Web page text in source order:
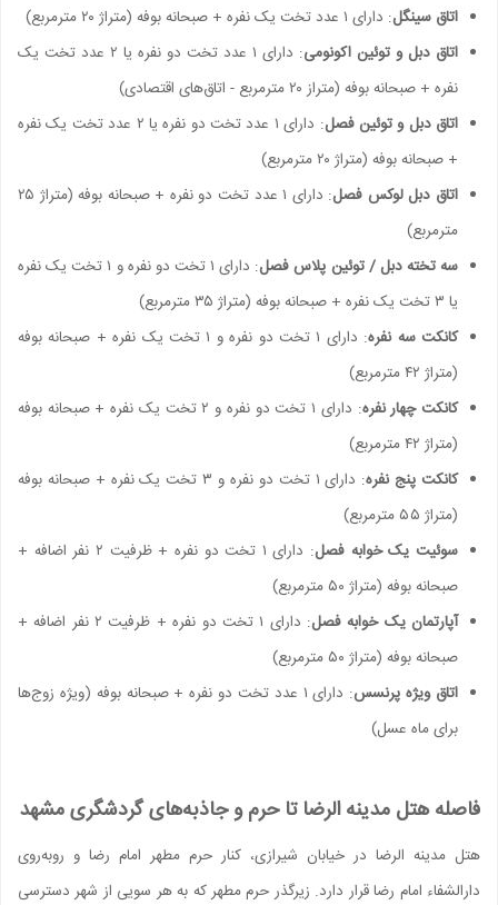
اتاق سینگل: دارای ۱ عدد تخت یک نفره + صبحانه بوفه (متراژ ۲۰ مترمربع)
اتاق دبل و توئین اکونومی
: دارای ۱ عدد تخت دو نفره یا ۲ عدد تخت یک
نفره + صبحانه بوفه (متراز ۲۰ مترمربع - اتاق‌های اقتصادی)
اتاق دبل و توئین فصل
: دارای ۱ عدد تخت دو نفره یا ۲ عدد تخت یک نفره
+ صبحانه بوفه (متراژ ۲۰ مترمربع)
اتاق دبل لوکس فصل
: دارای ۱ عدد تخت دو نفره + صبحانه بوفه (متراژ ۲۵
مترمربع)
سه تخته دبل / توئین پلاس فصل
: دارای ۱ تخت دو نفره و ۱ تخت یک نفره
یا ۳ تخت یک نفره + صبحانه بوفه (متراژ ۳۵ مترمربع)
کانکت سه نفره
: دارای ۱ تخت دو نفره و ۱ تخت یک نفره + صبحانه بوفه
(متراژ ۴۲ مترمربع)
کانکت چهار نفره
: دارای ۱ تخت دو نفره و ۲ تخت یک نفره + صبحانه بوفه
(متراژ ۴۲ مترمربع)
کانکت پنج نفره
: دارای ۱ تخت دو نفره و ۳ تخت یک نفره + صبحانه بوفه
(متراژ ۵۵ مترمربع)
سوئیت یک خوابه فصل
: دارای ۱ تخت دو نفره + ظرفیت ۲ نفر اضافه +
صبحانه بوفه (متراژ ۵۰ مترمربع)
آپارتمان یک خوابه فصل
: دارای ۱ تخت دو نفره + ظرفیت ۲ نفر اضافه +
صبحانه بوفه (متراژ ۵۰ مترمربع)
اتاق ویژه پرنسس
: دارای ۱ عدد تخت دو نفره + صبحانه بوفه (ویژه زوج‌ها
برای ماه عسل)
فاصله هتل مدینه الرضا تا حرم و جاذبه‌های گردشگری مشهد
هتل مدینه الرضا در خیابان شیرازی، کنار حرم مطهر امام رضا و رو‌به‌روی
دارالشفاء امام رضا قرار دارد. زیرگذر حرم مطهر که به هر سویی از شهر دسترسی